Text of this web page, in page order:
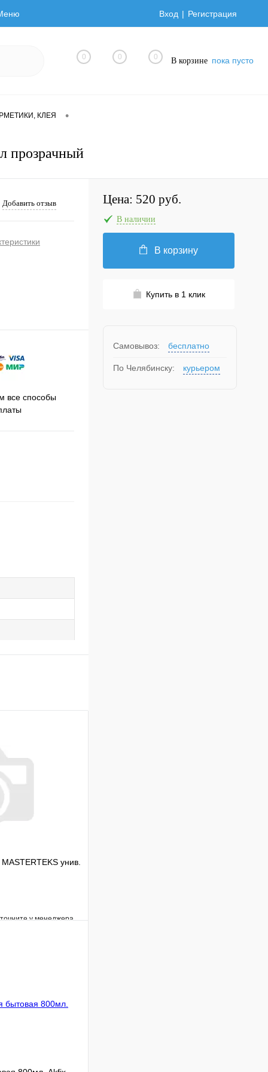
Вход Регистрация
0 0 0 В корзине пока пусто
КЛЕЯ •
прозрачный
Добавить отзыв
все способы
унив.
у менеджера
Цена: 520 руб.
В наличии
В корзину
Купить в 1 клик
Самовывоз: бесплатно
По Челябинску: курьером